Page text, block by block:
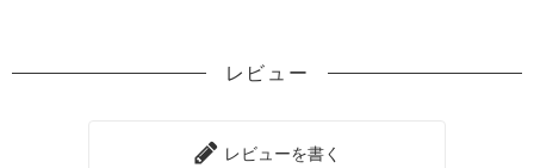
レビュー
レビューを書く